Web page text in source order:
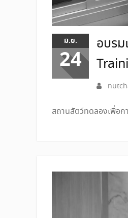
มิ.ย.
24
อบร
สถานสัตว์ทดลองเพื่อก